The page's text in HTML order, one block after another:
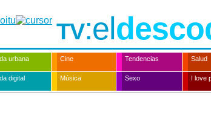
TV:el
urbana Cine Tendencias Salud
digital Música Sexo I love